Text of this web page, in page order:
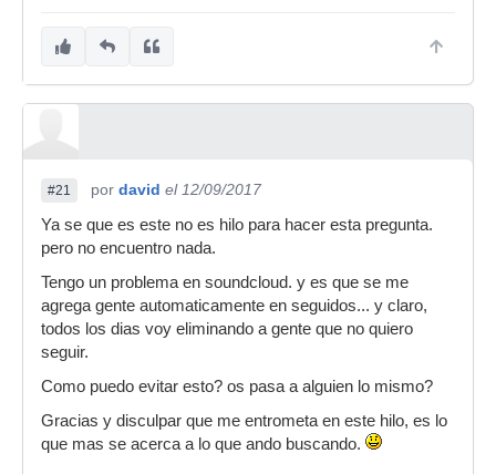
#21 por david el 12/09/2017
Ya se que es este no es hilo para hacer esta pregunta.
pero no encuentro nada.
Tengo un problema en soundcloud. y es que se me
agrega gente automaticamente en seguidos... y claro,
todos los dias voy eliminando a gente que no quiero
seguir.
Como puedo evitar esto? os pasa a alguien lo mismo?
Gracias y disculpar que me entrometa en este hilo, es lo
que mas se acerca a lo que ando buscando.